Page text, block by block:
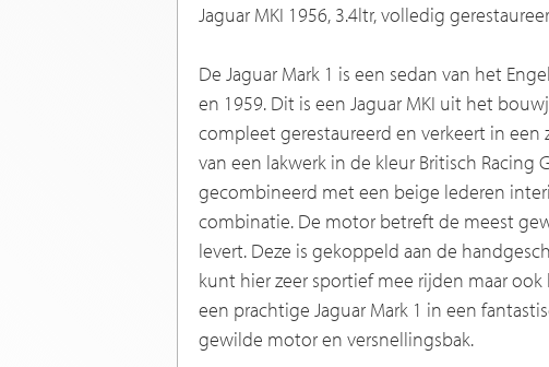
Jaguar MKI 1956, 3.4ltr, volledig
De Jaguar Mark 1 is een sedan van het
en 1959. Dit is een Jaguar MKI uit het
compleet gerestaureerd en verkeert in een
van een lakwerk in de kleur Britisch
gecombineerd met een beige lederen
combinatie. De motor betreft de meest
levert. Deze is gekoppeld aan de
kunt hier zeer sportief mee rijden maar
een prachtige Jaguar Mark 1 in een
gewilde motor en versnellingsbak.